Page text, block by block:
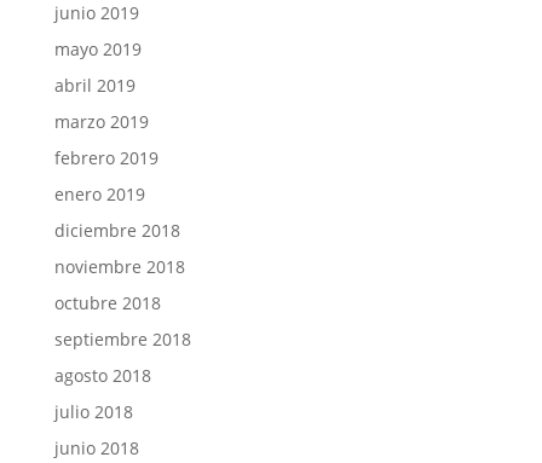
junio 2019
mayo 2019
abril 2019
marzo 2019
febrero 2019
enero 2019
diciembre 2018
noviembre 2018
octubre 2018
septiembre 2018
agosto 2018
julio 2018
junio 2018